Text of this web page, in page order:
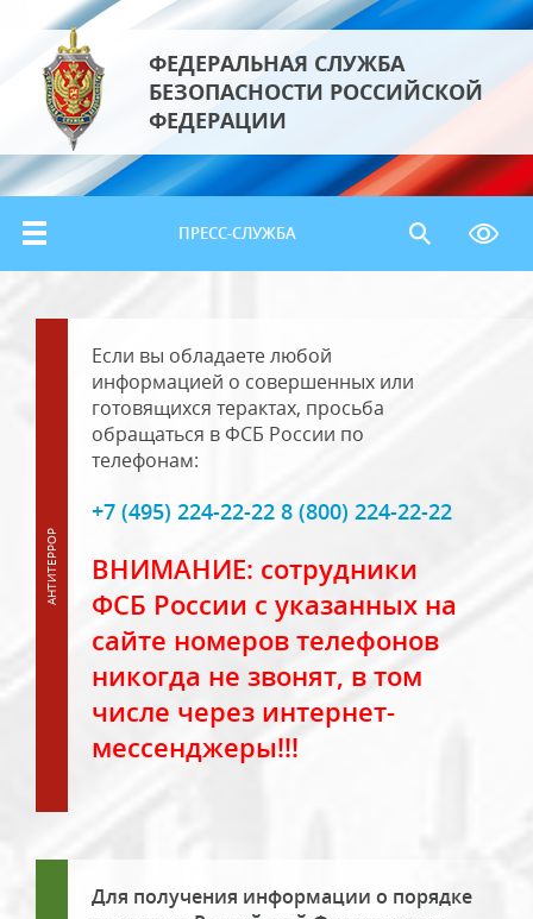
ФЕДЕРАЛЬНАЯ СЛУЖБА
БЕЗОПАСНОСТИ РОССИЙСКОЙ
ФЕДЕРАЦИИ
ПРЕСС-СЛУЖБА
Если вы обладаете любой
информацией о совершенных или
готовящихся терактах, просьба
обращаться в ФСБ России по
телефонам:
+7 (495) 224-22-22 8 (800) 224-22-22
ВНИМАНИЕ: сотрудники
ФСБ России с указанных на
сайте номеров телефонов
никогда не звонят, в том
числе через интернет-
мессенджеры!!!
Для получения информации о порядке